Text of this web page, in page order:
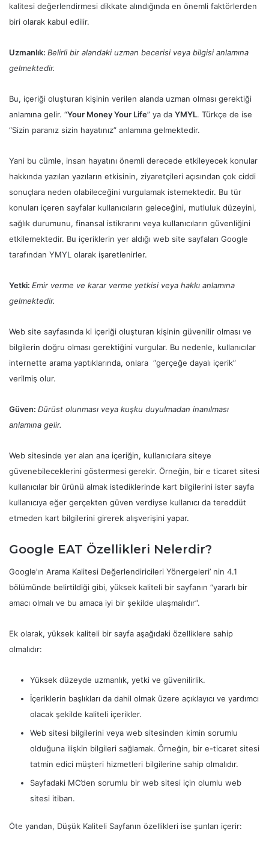
kalitesi değerlendirmesi dikkate alındığında en önemli faktörlerden
biri olarak kabul edilir.
Uzmanlık: Belirli bir alandaki uzman becerisi veya bilgisi anlamına
gelmektedir.
Bu, içeriği oluşturan kişinin verilen alanda uzman olması gerektiği
anlamına gelir. “Your Money Your Life” ya da YMYL. Türkçe de ise
“Sizin paranız sizin hayatınız” anlamına gelmektedir.
Yani bu cümle, insan hayatını önemli derecede etkileyecek konular
hakkında yazılan yazıların etkisinin, ziyaretçileri açısından çok ciddi
sonuçlara neden olabileceğini vurgulamak istemektedir. Bu tür
konuları içeren sayfalar kullanıcıların geleceğini, mutluluk düzeyini,
sağlık durumunu, finansal istikrarını veya kullanıcıların güvenliğini
etkilemektedir. Bu içeriklerin yer aldığı web site sayfaları Google
tarafından YMYL olarak işaretlenirler.
Yetki: Emir verme ve karar verme yetkisi veya hakkı anlamına
gelmektedir.
Web site sayfasında ki içeriği oluşturan kişinin güvenilir olması ve
bilgilerin doğru olması gerektiğini vurgular. Bu nedenle, kullanıcılar
internette arama yaptıklarında, onlara “gerçeğe dayalı içerik”
verilmiş olur.
Güven: Dürüst olunması veya kuşku duyulmadan inanılması
anlamına gelir.
Web sitesinde yer alan ana içeriğin, kullanıcılara siteye
güvenebileceklerini göstermesi gerekir. Örneğin, bir e ticaret sitesi
kullanıcılar bir ürünü almak istediklerinde kart bilgilerini ister sayfa
kullanıcıya eğer gerçekten güven verdiyse kullanıcı da tereddüt
etmeden kart bilgilerini girerek alışverişini yapar.
Google EAT Özellikleri Nelerdir?
Google’ın Arama Kalitesi Değerlendiricileri Yönergeleri’ nin 4.1
bölümünde belirtildiği gibi, yüksek kaliteli bir sayfanın “yararlı bir
amacı olmalı ve bu amaca iyi bir şekilde ulaşmalıdır”.
Ek olarak, yüksek kaliteli bir sayfa aşağıdaki özelliklere sahip
olmalıdır:
Yüksek düzeyde uzmanlık, yetki ve güvenilirlik.
İçeriklerin başlıkları da dahil olmak üzere açıklayıcı ve yardımcı
olacak şekilde kaliteli içerikler.
Web sitesi bilgilerini veya web sitesinden kimin sorumlu
olduğuna ilişkin bilgileri sağlamak. Örneğin, bir e-ticaret sitesi
tatmin edici müşteri hizmetleri bilgilerine sahip olmalıdır.
Sayfadaki MC’den sorumlu bir web sitesi için olumlu web
sitesi itibarı.
Öte yandan, Düşük Kaliteli Sayfanın özellikleri ise şunları içerir: